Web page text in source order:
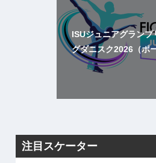
ISUジュニアグラン
グダニスク2026（ポ
注目スケーター